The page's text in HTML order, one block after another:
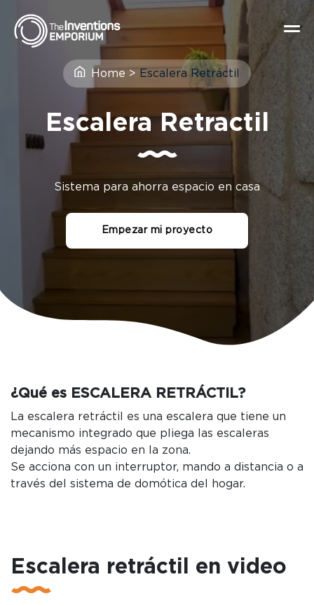
Home > Escalera Retráctil
Escalera Retractil
Sistema para ahorra espacio en casa
Empezar mi proyecto
¿Qué es ESCALERA RETRÁCTIL?
La escalera retráctil es una escalera que tiene un
mecanismo integrado que pliega las escaleras
dejando más espacio en la zona.
Se acciona con un interruptor, mando a distancia o a
través del sistema de domótica del hogar.
Escalera retráctil en video